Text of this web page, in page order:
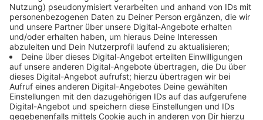
Fortuna ./. St. Pauli vom 5. September 2022